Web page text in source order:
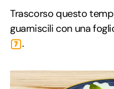
Trascorso questo
guarniscili con una
7 .